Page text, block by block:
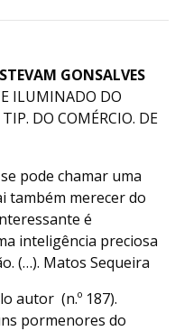
GONSALVES
ILUMINADO DO
DO COMÉRCIO. DE
pode chamar uma
também merecer do
é
inteligência preciosa
(…). Matos Sequeira
autor (n.º 187).
pormenores do